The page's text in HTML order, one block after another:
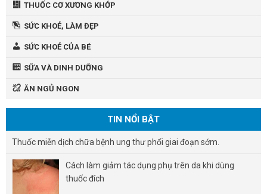
THUỐC CƠ XƯƠNG KHỚP
SỨC KHOẺ, LÀM ĐẸP
SỨC KHOẺ CỦA BÉ
SỮA VÀ DINH DƯỠNG
ĂN NGỦ NGON
TIN NỔI BẬT
Thuốc miễn dịch chữa bệnh ung thư phổi giai đoạn sớm.
Cách làm giảm tác dụng phụ trên da khi dùng
thuốc đích